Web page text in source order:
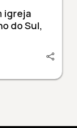
igreja
do Sul,